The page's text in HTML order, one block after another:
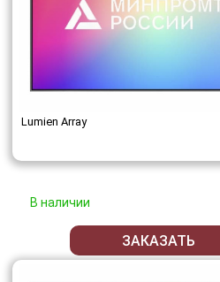
Lumien Array
В наличии
ЗАКАЗАТЬ